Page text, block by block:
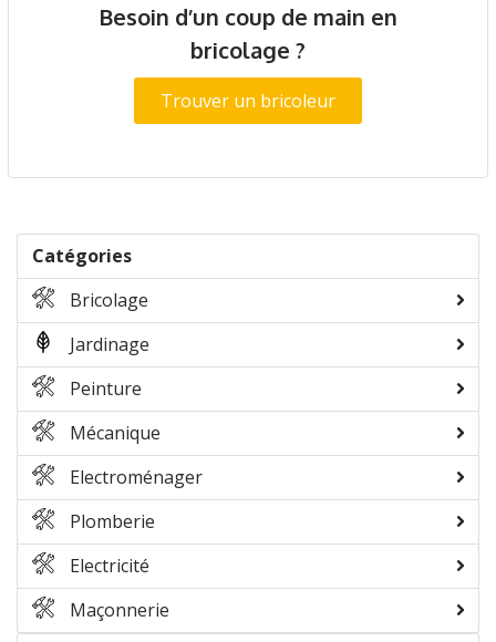
Besoin d’un coup de main en
bricolage ?
Trouver un bricoleur
Catégories
Bricolage
Jardinage
Peinture
Mécanique
Electroménager
Plomberie
Electricité
Maçonnerie